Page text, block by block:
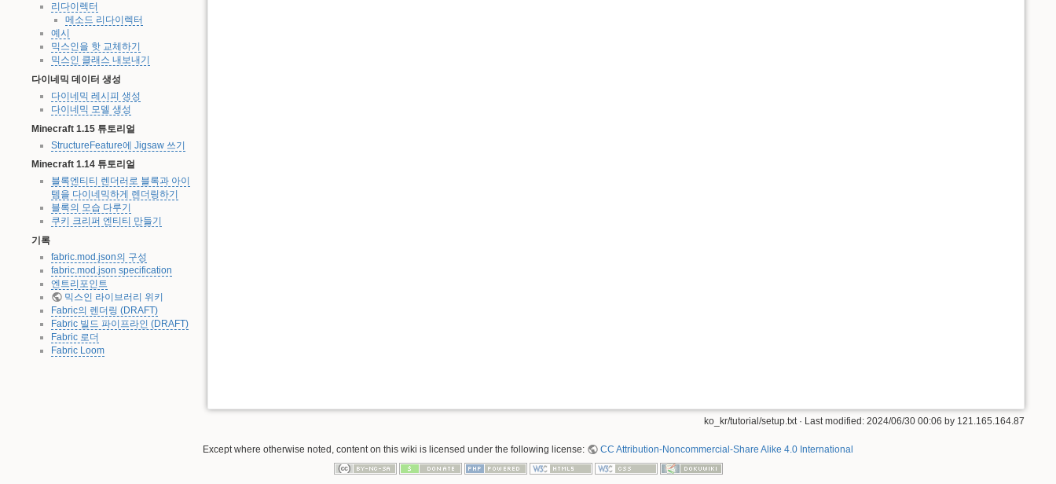
리다이렉터
메소드 리다이렉터
예시
믹스인을 핫 교체하기
믹스인 클래스 내보내기
다이네믹 데이터 생성
다이네믹 레시피 생성
다이네믹 모델 생성
Minecraft 1.15 튜토리얼
StructureFeature에 Jigsaw 쓰기
Minecraft 1.14 튜토리얼
블록엔티티 렌더러로 블록과 아이
템을 다이네믹하게 렌더링하기
블록의 모습 다루기
쿠키 크리퍼 엔티티 만들기
기록
fabric.mod.json의 구성
fabric.mod.json specification
엔트리포인트
믹스인 라이브러리 위키
Fabric의 렌더링 (DRAFT)
Fabric 빌드 파이프라인 (DRAFT)
Fabric 로더
Fabric Loom
ko_kr/tutorial/setup.txt · Last modified: 2024/06/30 00:06 by 121.165.164.87
Except where otherwise noted, content on this wiki is licensed under the following license: CC Attribution-Noncommercial-Share Alike 4.0 International